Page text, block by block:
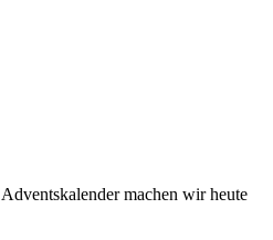
machen wir heute